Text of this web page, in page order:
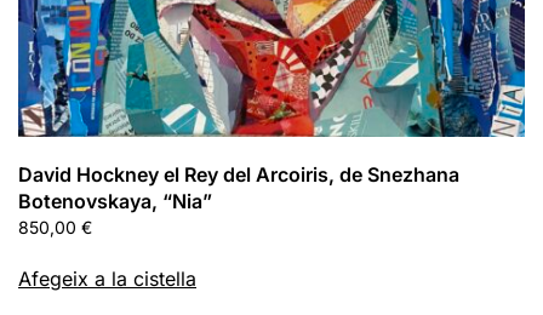
David Hockney el Rey del Arcoiris, de Snezhana
Botenovskaya, “Nia”
850,00 €
Afegeix a la cistella